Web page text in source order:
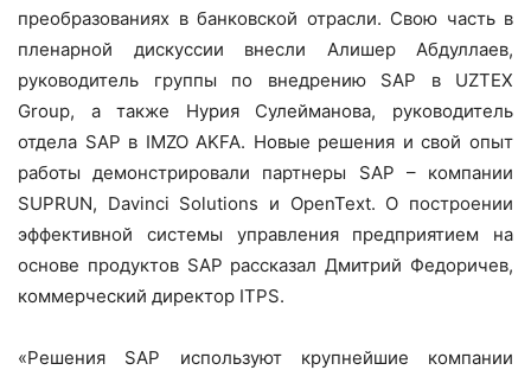
преобразованиях в банковской отрасли. Свою часть в
пленарной дискуссии внесли Алишер Абдуллаев,
руководитель группы по внедрению SAP в UZTEX
Group, а также Нурия Сулейманова, руководитель
отдела SAP в IMZO AKFA. Новые решения и свой опыт
работы демонстрировали партнеры SAP – компании
SUPRUN, Davinci Solutions и OpenText. О построении
эффективной системы управления предприятием на
основе продуктов SAP рассказал Дмитрий Федоричев,
коммерческий директор ITPS.
«Решения SAP используют крупнейшие компании